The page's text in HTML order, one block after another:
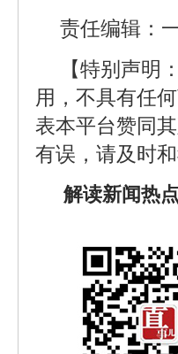
责任编辑：
【特别声明
用，不具有任
表本平台赞同
有误，请及时
解读新闻热